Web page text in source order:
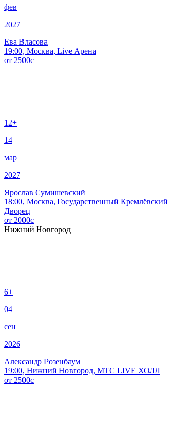
фев
2027
Ева Власова
19:00, Москва, Live Арена
от 2500c
12+
14
мар
2027
Ярослав Сумишевский
18:00, Москва, Государственный Кремлёвский
Дворец
от 2000c
Нижний Новгород
6+
04
сен
2026
Александр Розенбаум
19:00, Нижний Новгород, МТС LIVE ХОЛЛ
от 2500c